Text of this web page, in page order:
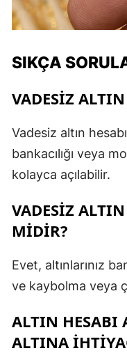
SIKÇA
VADESIZ
Vadesiz altın
bankacılığı veya
kolayca açılabilir.
VADESIZ
MIDIR?
Evet, altınlarınız
ve kaybolma veya
ALTIN HESABI
ALTINA